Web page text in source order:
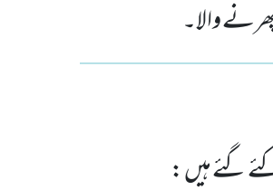
والا۔
گئے ہیں :